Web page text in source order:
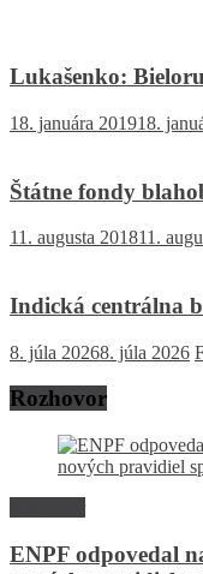
Lukašenko:
18. januára 201918.
Štátne fondy
11. augusta 201811.
Indická centrálna
8. júla 20268. júla 2026
Rozhovor
ENPF odpovedal